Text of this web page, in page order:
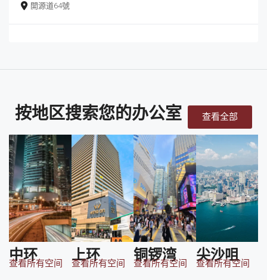
開源道64號
按地区搜索您的办公室 查看全部
中环
查看所有空间 上环
查看所有空间 铜锣湾
查看所有空间 尖沙咀
查看所有空间